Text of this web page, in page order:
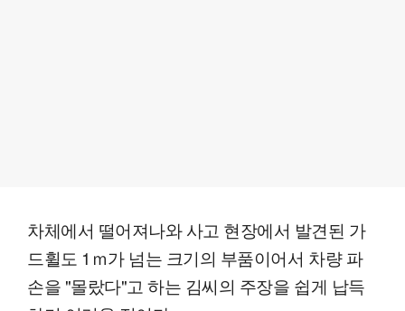
차체에서 떨어져나와 사고 현장에서 발견된 가
드휠도 1ｍ가 넘는 크기의 부품이어서 차량 파
손을 "몰랐다"고 하는 김씨의 주장을 쉽게 납득